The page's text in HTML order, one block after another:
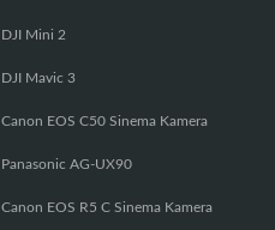
DJI Mini 2
DJI Mavic 3
Canon EOS C50 Sinema Kamera
Panasonic AG-UX90
Canon EOS R5 C Sinema Kamera